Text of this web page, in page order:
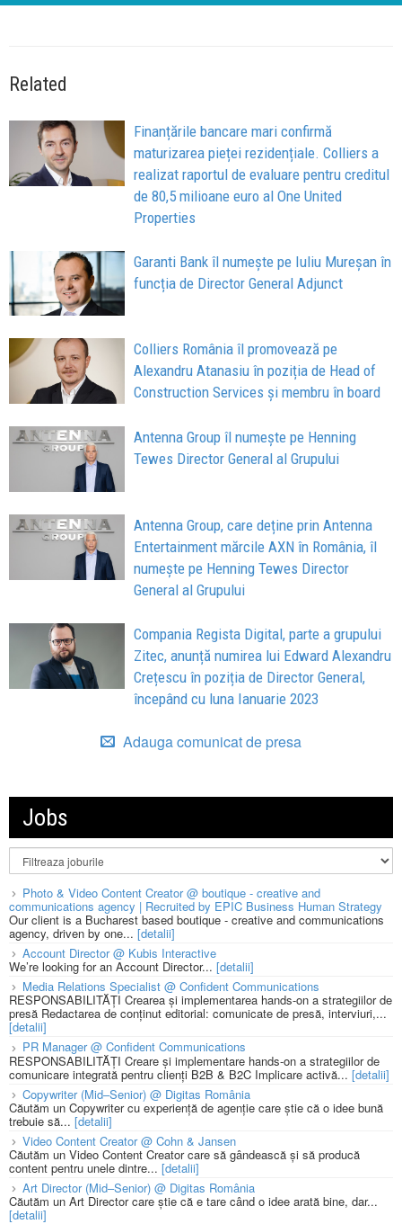
Related
Finanțările bancare mari confirmă
maturizarea pieței rezidențiale. Colliers a
realizat raportul de evaluare pentru creditul
de 80,5 milioane euro al One United
Properties
Garanti Bank îl numește pe Iuliu Mureșan în
funcția de Director General Adjunct
Colliers România îl promovează pe
Alexandru Atanasiu în poziția de Head of
Construction Services și membru în board
Antenna Group îl numește pe Henning
Tewes Director General al Grupului
Antenna Group, care deține prin Antenna
Entertainment mărcile AXN în România, îl
numește pe Henning Tewes Director
General al Grupului
Compania Regista Digital, parte a grupului
Zitec, anunță numirea lui Edward Alexandru
Crețescu în poziția de Director General,
începând cu luna Ianuarie 2023
Adauga comunicat de presa
Jobs
Photo & Video Content Creator @ boutique - creative and
communications agency | Recruited by EPIC Business Human Strategy
Our client is a Bucharest based boutique - creative and communications
agency, driven by one... [detalii]
Account Director @ Kubis Interactive
We’re looking for an Account Director... [detalii]
Media Relations Specialist @ Confident Communications
RESPONSABILITĂȚI Crearea și implementarea hands-on a strategiilor de
presă Redactarea de conținut editorial: comunicate de presă, interviuri,...
[detalii]
PR Manager @ Confident Communications
RESPONSABILITĂȚI Creare și implementare hands-on a strategiilor de
comunicare integrată pentru clienți B2B & B2C Implicare activă... [detalii]
Copywriter (Mid–Senior) @ Digitas România
Căutăm un Copywriter cu experiență de agenție care știe că o idee bună
trebuie să... [detalii]
Video Content Creator @ Cohn & Jansen
Căutăm un Video Content Creator care să gândească și să producă
content pentru unele dintre... [detalii]
Art Director (Mid–Senior) @ Digitas România
Căutăm un Art Director care știe că e tare când o idee arată bine, dar...
[detalii]